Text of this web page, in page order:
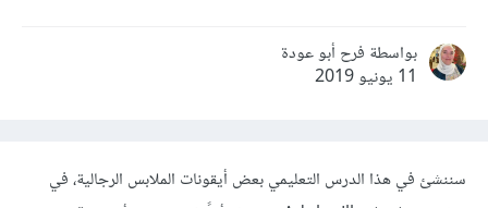
بواسطة فرح أبو عودة
11 يونيو 2019
سننشئ في هذا الدرس التعليمي بعض أيقونات الملابس الرجالية، في